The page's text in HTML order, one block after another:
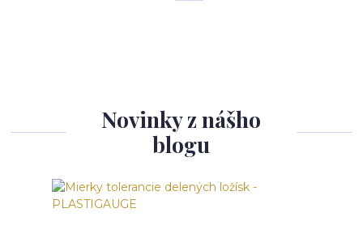
Novinky z nášho
blogu